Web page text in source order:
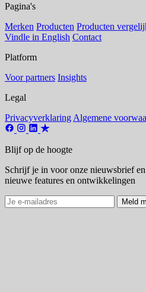
Pagina's
Merken Producten Producten
Vindle in English Contact
Platform
Voor partners Insights
Legal
Privacyverklaring Algemene
Blijf op de hoogte
Schrijf je in voor onze nieuwsbrief
nieuwe features en ontwikkelingen
Meld